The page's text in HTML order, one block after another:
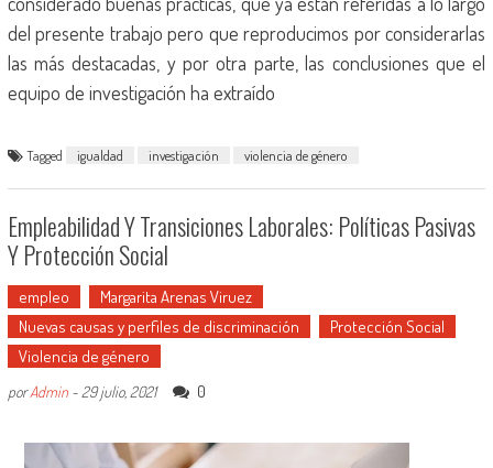
del presente trabajo pero que reproducimos por considerarlas
las más destacadas, y por otra parte, las conclusiones que el
equipo de investigación ha extraído
Tagged igualdad investigación violencia de género
Empleabilidad Y Transiciones Laborales: Políticas Pasivas
Y Protección Social
empleo
Margarita Arenas Viruez
Nuevas causas y perfiles de discriminación
Protección Social
Violencia de género
porAdmin- 29 julio, 2021 0